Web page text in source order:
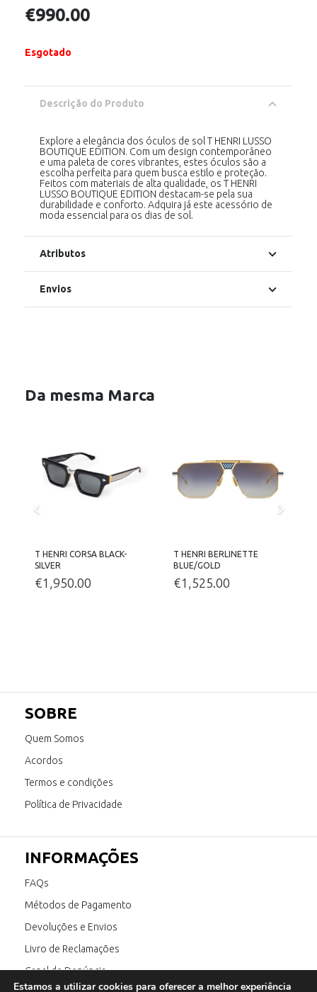
€990.00
Esgotado
Descrição do Produto
Explore a elegância dos óculos de sol T HENRI LUSSO
BOUTIQUE EDITION. Com um design contemporâneo
e uma paleta de cores vibrantes, estes óculos são a
escolha perfeita para quem busca estilo e proteção.
Feitos com materiais de alta qualidade, os T HENRI
LUSSO BOUTIQUE EDITION destacam-se pela sua
durabilidade e conforto. Adquira já este acessório de
moda essencial para os dias de sol.
Atributos
Envios
Da mesma Marca
T HENRI CORSA BLACK-
SILVER
€1,950.00
T HENRI BERLINETTE
BLUE/GOLD
€1,525.00
SOBRE
Quem Somos
Acordos
Termos e condições
Política de Privacidade
INFORMAÇÕES
FAQs
Métodos de Pagamento
Devoluções e Envios
Livro de Reclamações
Canal de Denúncia
Estamos a utilizar cookies para oferecer a melhor experiência